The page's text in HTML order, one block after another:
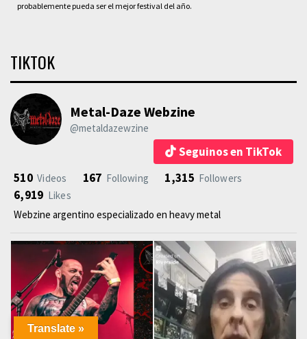
probablemente pueda ser el mejor festival del año.
TIKTOK
Metal-Daze Webzine
@metaldazewzine
Seguinos en TikTok
510 Videos 167 Following 1,315 Followers
6,919 Likes
Webzine argentino especializado en heavy metal
Translate »